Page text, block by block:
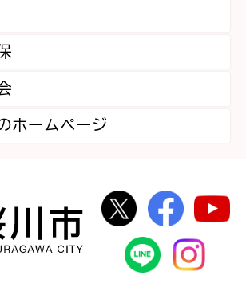
ホームページ
桜川市
桜川市公式
桜川
桜川市公